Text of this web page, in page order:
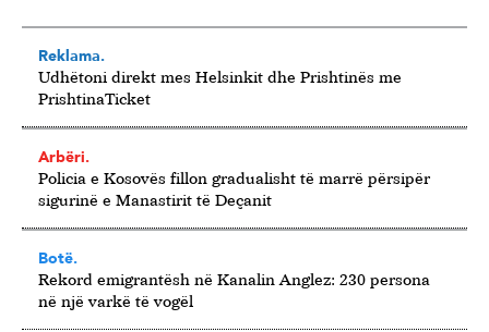
Reklama.
Udhëtoni direkt mes Helsinkit dhe Prishtinës me
PrishtinaTicket
Arbëri.
Policia e Kosovës fillon gradualisht të marrë përsipër
sigurinë e Manastirit të Deçanit
Botë.
Rekord emigrantësh në Kanalin Anglez: 230 persona
në një varkë të vogël